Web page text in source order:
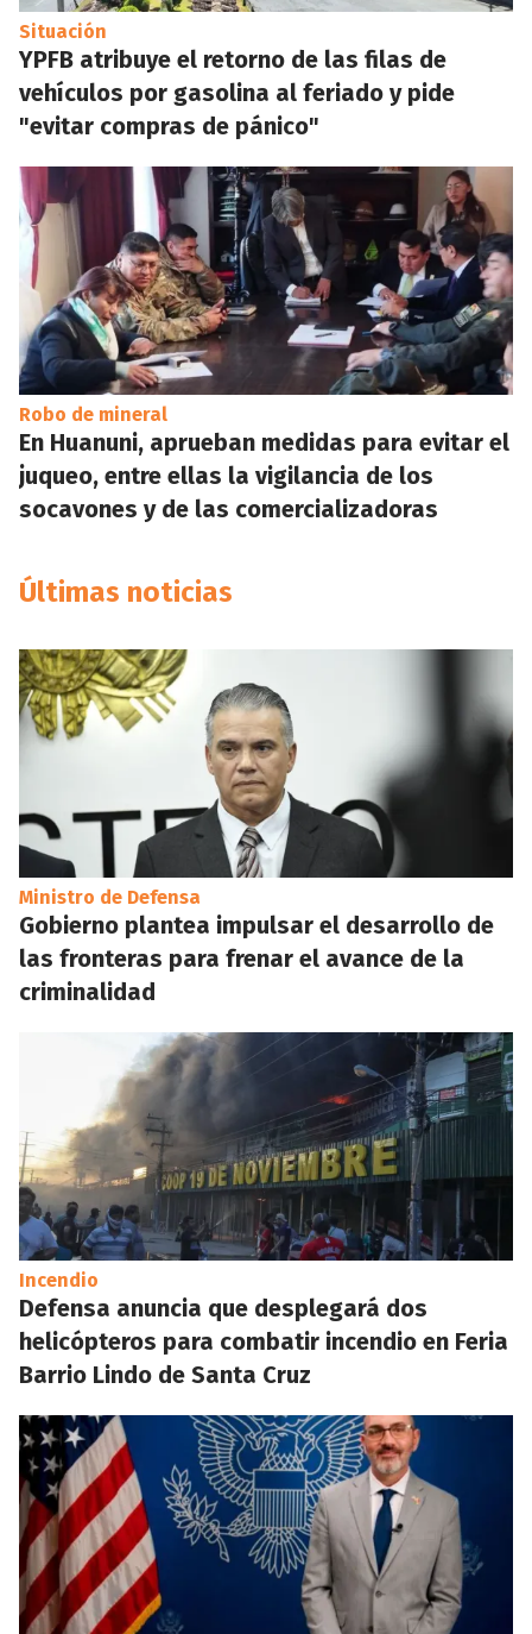
Situación
YPFB atribuye el retorno de las filas de
vehículos por gasolina al feriado y pide
"evitar compras de pánico"
Robo de mineral
En Huanuni, aprueban medidas para evitar el
juqueo, entre ellas la vigilancia de los
socavones y de las comercializadoras
Últimas noticias
Ministro de Defensa
Gobierno plantea impulsar el desarrollo de
las fronteras para frenar el avance de la
criminalidad
Incendio
Defensa anuncia que desplegará dos
helicópteros para combatir incendio en Feria
Barrio Lindo de Santa Cruz